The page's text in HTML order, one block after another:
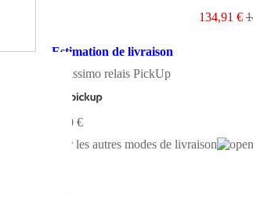
134,91 €
Estimation de livraison
Colissimo relais PickUp
0,00 €
Voir les autres modes de livraison